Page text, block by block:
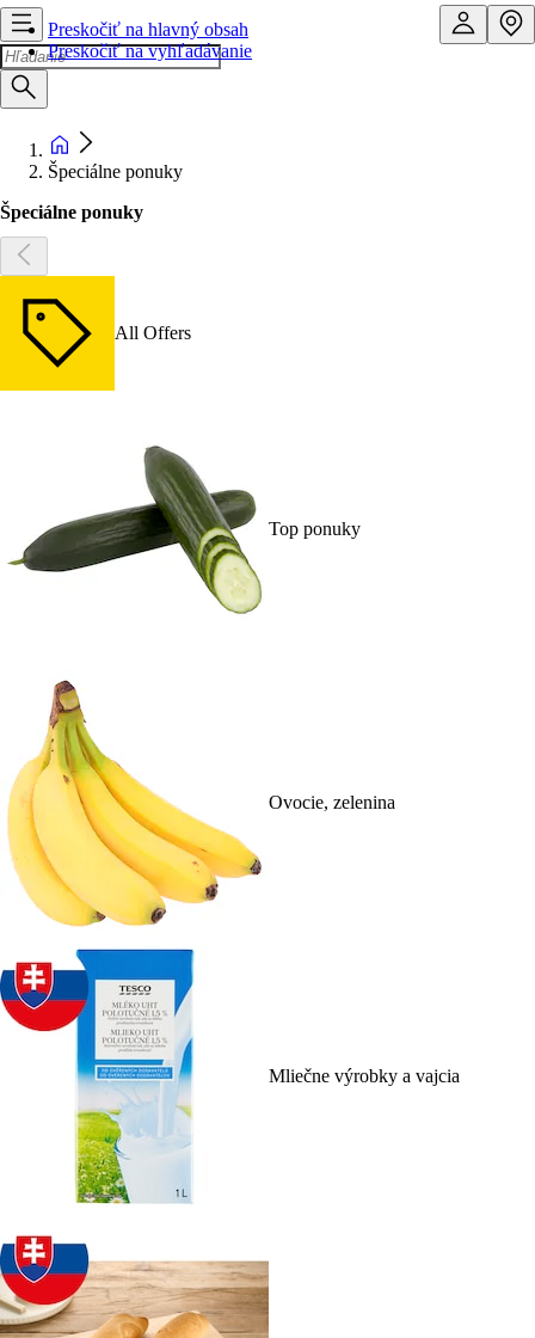
Preskočiť na hlavný obsah
Preskočiť na vyhľadávanie
Špeciálne ponuky
Špeciálne ponuky
All Offers
Top ponuky
Ovocie, zelenina
Mliečne výrobky a vajcia